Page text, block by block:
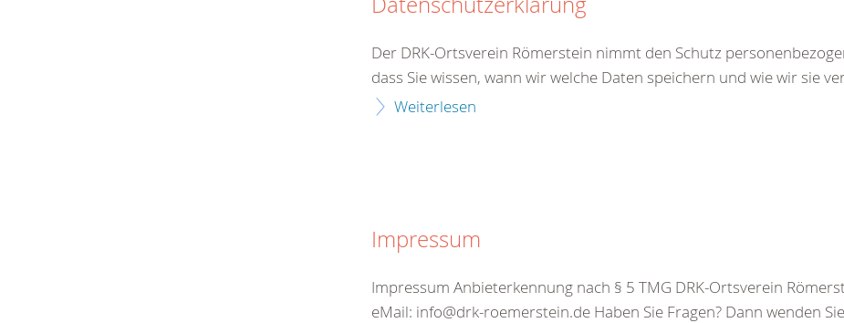
Der DRK-Ortsverein Römerstein nimmt den Schutz
dass Sie wissen, wann wir welche Daten speichern und wie wir sie
Weiterlesen
Impressum
Impressum Anbieterkennung nach § 5 TMG DRK-Ortsverein
eMail: info@drk-roemerstein.de Haben Sie Fragen? Dann wenden